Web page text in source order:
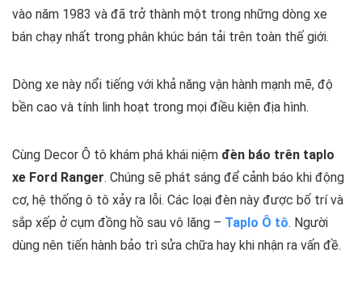
vào năm 1983 và đã trở thành một trong những dòng xe
bán chạy nhất trong phân khúc bán tải trên toàn thế giới.
Dòng xe này nổi tiếng với khả năng vận hành mạnh mẽ, độ
bền cao và tính linh hoạt trong mọi điều kiện địa hình.
Cùng Decor Ô tô khám phá khái niệm đèn báo trên taplo
xe Ford Ranger. Chúng sẽ phát sáng để cảnh báo khi động
cơ, hệ thống ô tô xảy ra lỗi. Các loại đèn này được bố trí và
sắp xếp ở cụm đồng hồ sau vô lăng – Taplo Ô tô. Người
dùng nên tiến hành bảo trì sửa chữa hay khi nhận ra vấn đề.